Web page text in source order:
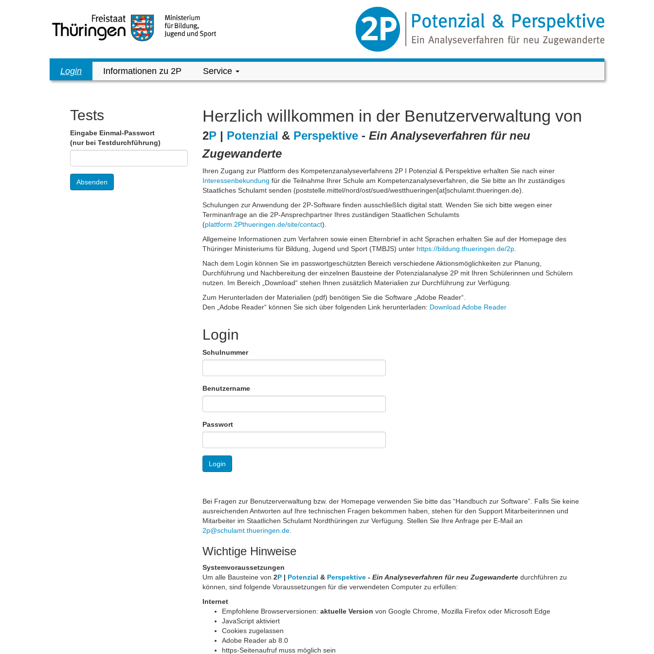
Login Informationen zu 2P Service
Tests
Eingabe Einmal-Passwort
(nur bei Testdurchführung)
Absenden
Herzlich willkommen in der Benutzerverwaltung von
2P| Potenzial & Perspektive- Ein Analyseverfahren für neu
Zugewanderte
Ihren Zugang zur Plattform des Kompetenzanalyseverfahrens 2P I Potenzial & Perspektive erhalten Sie nach einer
Interessenbekundung für die Teilnahme Ihrer Schule am Kompetenzanalyseverfahren, die Sie bitte an Ihr zuständiges
Staatliches Schulamt senden (poststelle.mittel/nord/ost/sued/westthueringen[at]schulamt.thueringen.de).
Schulungen zur Anwendung der 2P-Software finden ausschließlich digital statt. Wenden Sie sich bitte wegen einer
Terminanfrage an die 2P-Ansprechpartner Ihres zuständigen Staatlichen Schulamts
(plattform.2Pthueringen.de/site/contact).
Allgemeine Informationen zum Verfahren sowie einen Elternbrief in acht Sprachen erhalten Sie auf der Homepage des
Thüringer Ministeriums für Bildung, Jugend und Sport (TMBJS) unter https://bildung.thueringen.de/2p.
Nach dem Login können Sie im passwortgeschützten Bereich verschiedene Aktionsmöglichkeiten zur Planung,
Durchführung und Nachbereitung der einzelnen Bausteine der Potenzialanalyse 2P mit Ihren Schülerinnen und Schülern
nutzen. Im Bereich „Download“ stehen Ihnen zusätzlich Materialien zur Durchführung zur Verfügung.
Zum Herunterladen der Materialien (pdf) benötigen Sie die Software „Adobe Reader“.
Den „Adobe Reader“ können Sie sich über folgenden Link herunterladen: Download Adobe Reader
Login
Schulnummer
Benutzername
Passwort
Login
Bei Fragen zur Benutzerverwaltung bzw. der Homepage verwenden Sie bitte das “Handbuch zur Software”. Falls Sie keine
ausreichenden Antworten auf Ihre technischen Fragen bekommen haben, stehen für den Support Mitarbeiterinnen und
Mitarbeiter im Staatlichen Schulamt Nordthüringen zur Verfügung. Stellen Sie Ihre Anfrage per E-Mail an
2p@schulamt.thueringen.de.
Wichtige Hinweise
Systemvoraussetzungen
Um alle Bausteine von 2P| Potenzial & Perspektive- Ein Analyseverfahren für neu Zugewandertedurchführen zu
können, sind folgende Voraussetzungen für die verwendeten Computer zu erfüllen:
Internet
Empfohlene Browserversionen: aktuelle Version von Google Chrome, Mozilla Firefox oder Microsoft Edge
JavaScript aktiviert
Cookies zugelassen
Adobe Reader ab 8.0
https-Seitenaufruf muss möglich sein